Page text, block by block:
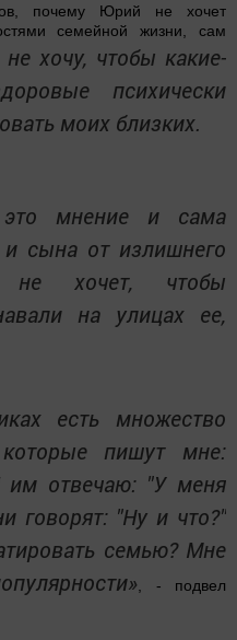
почему Юрий не хочет
семейной жизни, сам
не хочу, чтобы какие-
психически
моих близких.
мнение и сама
и сына от излишнего
не хочет, чтобы
на улицах ее,
есть множество
пишут мне:
отвечаю: "У меня
говорят: "Ну и что?"
семью? Мне
, - подвел